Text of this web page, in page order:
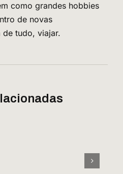
como grandes hobbies
de novas
tudo, viajar.